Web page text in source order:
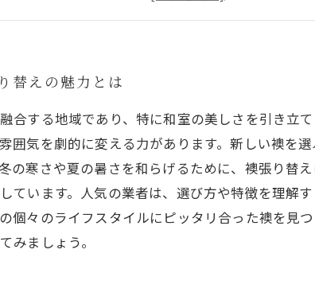
技術の違いを知る：茨城の襖張り替え専門業者
あなたも試してみる？襖張り替えで変わるライ
替えの魅力とは
合する地域であり、特に和室の美しさを引き立
囲気を劇的に変える力があります。新しい襖を
の寒さや夏の暑さを和らげるために、襖張り替
ています。人気の業者は、選び方や特徴を理解
個々のライフスタイルにピッタリ合った襖を見
みましょう。